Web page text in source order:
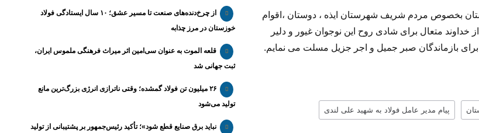
بخصوص مردم شریف شهرستان ایذه ، دوستان ،اقوام
متعال برای شادی روح این نوجوان غیور و دلیر
بازماندگان صبر جمیل و اجر جزیل مسلت می نمایم.
پیام مدیر عامل فولاد به شهید علی لندی
از چرخ‌دنده‌های صنعت تا مسیر عشق؛ ۱۰ سال ایستادگی فولاد
خوزستان در مرز چذابه
قلعه الموت به عنوان سی‌امین اثر میراث‌ فرهنگی ملموس ایران،
ثبت جهانی شد
۲۶ میلیون تن فولاد گمشده؛ وقتی ناترازی انرژی بزرگ‌ترین مانع
تولید می‌شود
نباید برق صنایع قطع شود»؛ تأکید رئیس‌جمهور بر پشتیبانی از تولید